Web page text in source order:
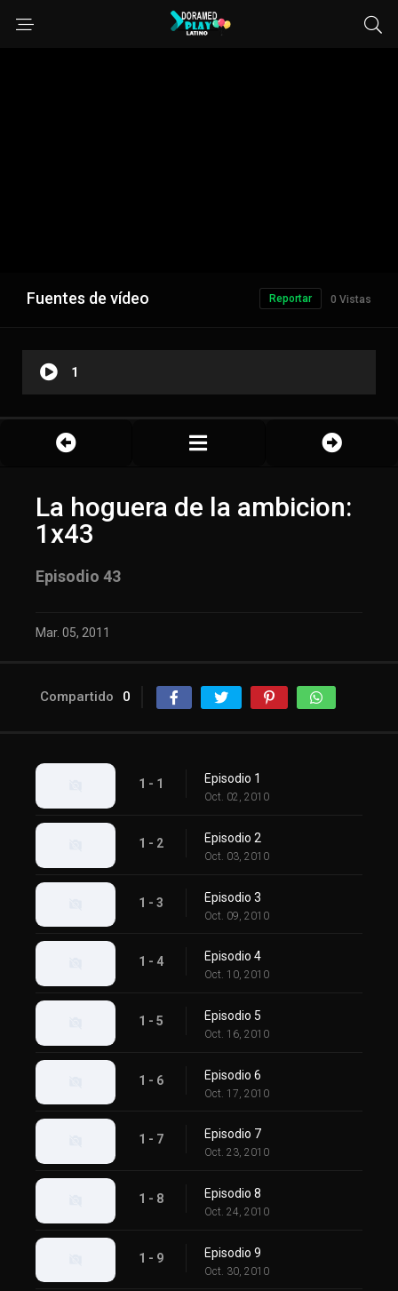
Fuentes de vídeo 0 Vistas
Reportar
1
La hoguera de la ambicion:
1x43
Episodio 43
Mar. 05, 2011
Compartido 0
1 - 1 Episodio 1
Oct. 02, 2010
1 - 2 Episodio 2
Oct. 03, 2010
1 - 3 Episodio 3
Oct. 09, 2010
1 - 4 Episodio 4
Oct. 10, 2010
1 - 5 Episodio 5
Oct. 16, 2010
1 - 6 Episodio 6
Oct. 17, 2010
1 - 7 Episodio 7
Oct. 23, 2010
1 - 8 Episodio 8
Oct. 24, 2010
1 - 9 Episodio 9
Oct. 30, 2010